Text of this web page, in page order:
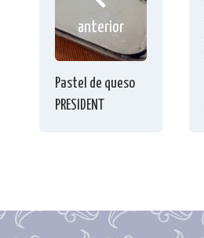
anterior
Pastel de queso
PRESIDENT